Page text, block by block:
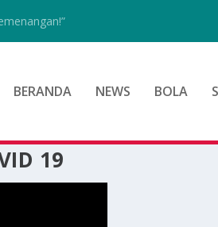
BERANDA NEWS BOLA
19